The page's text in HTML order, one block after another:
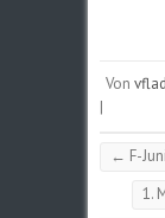
Von
|
← F-
1.